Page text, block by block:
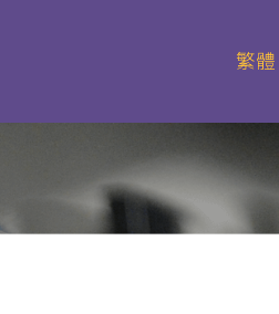
繁體
延伸部課程 (